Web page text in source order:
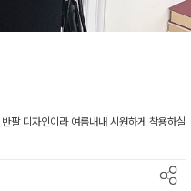
팔 디자인이라 여름내내 시원하게 착용하실